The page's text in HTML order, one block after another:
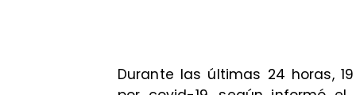
Durante las últimas 24 horas,